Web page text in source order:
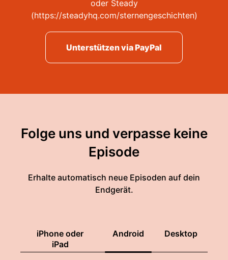
oder Steady
(https://steadyhq.com/sternengeschichten)
Unterstützen via PayPal
Folge uns und verpasse keine
Episode
Erhalte automatisch neue Episoden auf dein
Endgerät.
iPhone oder
iPad
Android Desktop